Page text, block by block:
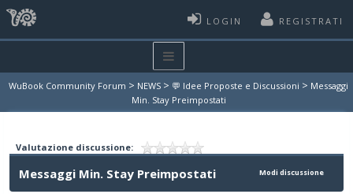
LOGIN REGISTRATI
WuBook Community Forum > NEWS > 💬 Idee Proposte e Discussioni > Messaggi
Min. Stay Preimpostati
Valutazione discussione:
Modi discussione
Messaggi Min. Stay Preimpostati